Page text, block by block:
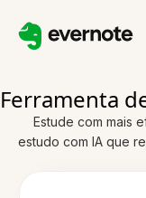
Ferramenta
Estude com mais
estudo com IA que